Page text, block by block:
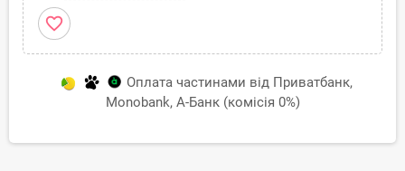
favorite_border
Оплата частинами від Приватбанк,
Monobank, А-Банк (комісія 0%)